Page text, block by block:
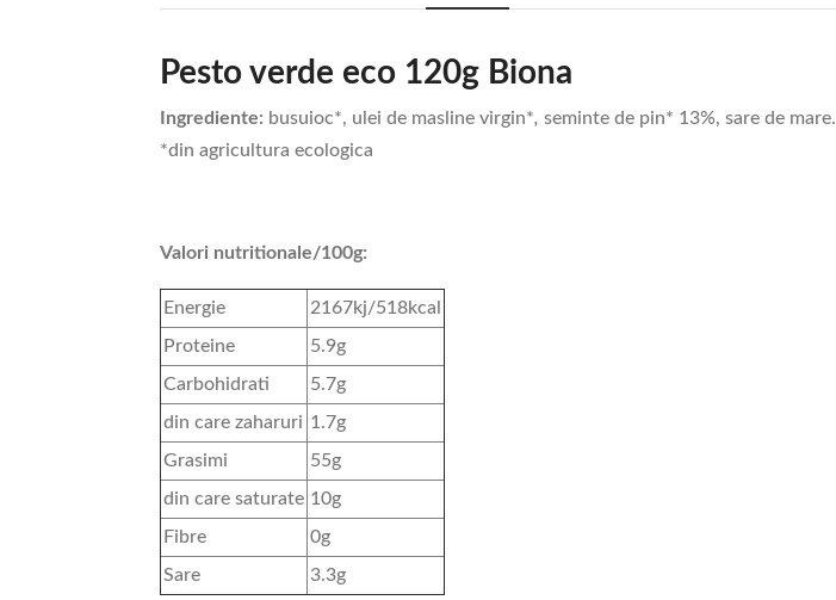
Pesto verde eco 120g Biona
Ingrediente: busuioc*, ulei de masline virgin*, seminte de pin* 13%, sare de mare.
*din agricultura ecologica
Valori nutritionale/100g:
Energie
2167kj/518kcal
Proteine
5.9g
Carbohidrati
5.7g
din care zaharuri 1.7g
Grasimi
55g
din care saturate 10g
Fibre
0g
Sare
3.3g